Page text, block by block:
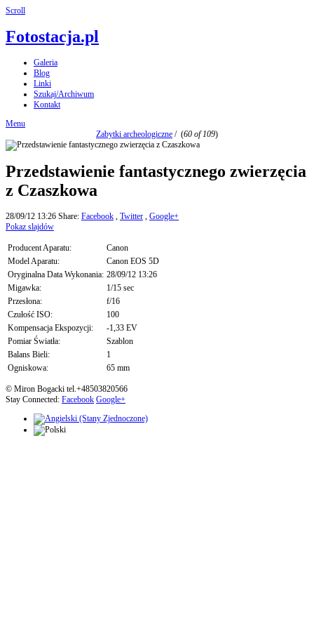
Scroll
Fotostacja.pl
Galeria
Blog
Linki
Szukaj/Archiwum
Kontakt
Menu
Zabytki archeologiczne / (60 of 109)
Przedstawienie fantastycznego zwierzęcia
z Czaszkowa
28/09/12 13:26 Share: Facebook , Twitter , Google+
Pokaz slajdów
Producent Aparatu:
Canon
Model Aparatu:
Canon EOS 5D
Oryginalna Data Wykonania: 28/09/12 13:26
Migawka:
1/15 sec
Przesłona:
f/16
Czułość ISO:
100
Kompensacja Ekspozycji:
-1,33 EV
Pomiar Światła:
Szablon
Balans Bieli:
1
Ogniskowa:
65 mm
© Miron Bogacki tel.+48503820566
Stay Connected: Facebook Google+